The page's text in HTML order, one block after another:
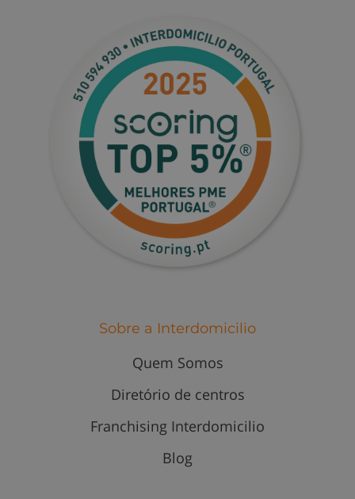
Sobre a Interdomicilio
Quem Somos
Diretório de centros
Franchising Interdomicilio
Blog